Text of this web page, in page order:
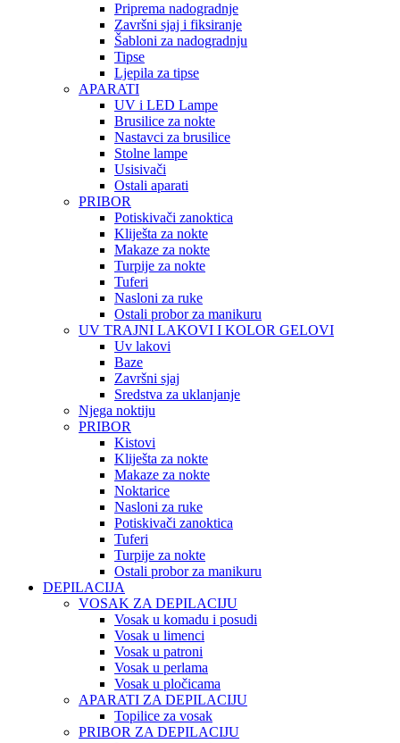
Priprema nadogradnje
Završni sjaj i fiksiranje
Šabloni za nadogradnju
Tipse
Ljepila za tipse
APARATI
UV i LED Lampe
Brusilice za nokte
Nastavci za brusilice
Stolne lampe
Usisivači
Ostali aparati
PRIBOR
Potiskivači zanoktica
Kliješta za nokte
Makaze za nokte
Turpije za nokte
Tuferi
Nasloni za ruke
Ostali probor za manikuru
UV TRAJNI LAKOVI I KOLOR GELOVI
Uv lakovi
Baze
Završni sjaj
Sredstva za uklanjanje
Njega noktiju
PRIBOR
Kistovi
Kliješta za nokte
Makaze za nokte
Noktarice
Nasloni za ruke
Potiskivači zanoktica
Tuferi
Turpije za nokte
Ostali probor za manikuru
DEPILACIJA
VOSAK ZA DEPILACIJU
Vosak u komadu i posudi
Vosak u limenci
Vosak u patroni
Vosak u perlama
Vosak u pločicama
APARATI ZA DEPILACIJU
Topilice za vosak
PRIBOR ZA DEPILACIJU